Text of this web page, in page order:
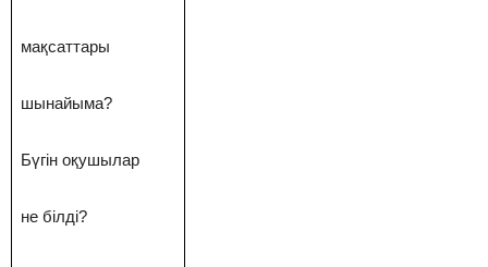
мақсаттары
шынайыма?
Бүгін оқушылар
не білді?